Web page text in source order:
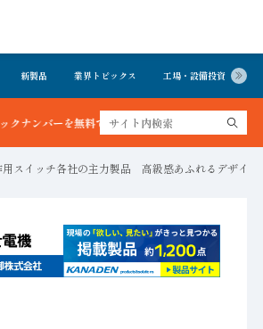
新製品 業界トピックス 工場・設備投資
バーを無料で公開中 詳細はこちら
用スイッチ各社の主力製品 高級感あふれるデザイ